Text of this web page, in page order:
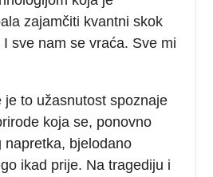
zajamčiti kvantni skok
sve nam se vraća. Sve mi
je to užasnutost spoznaje
koja se, ponovno
napretka, bjelodano
ikad prije. Na tragediju i